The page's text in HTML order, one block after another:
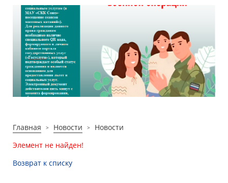
Главная Новости
Новости
Элемент не найден!
Возврат к списку